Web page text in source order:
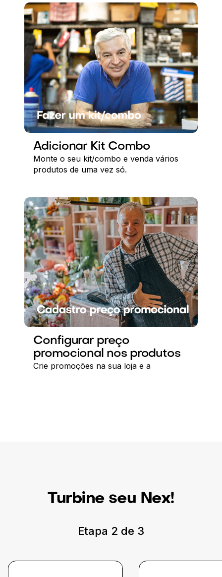
Adicionar Kit Combo
Monte o seu kit/combo e venda vários
produtos de uma vez só.
Configurar preço
promocional nos produtos
Crie promoções na sua loja e a
Turbine seu Nex!
Etapa 2 de 3